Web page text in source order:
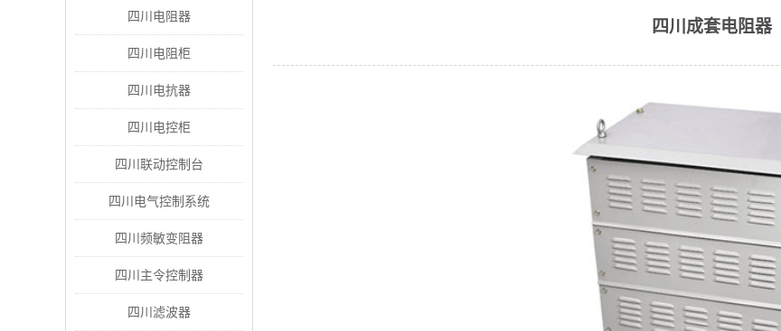
四川电阻器
四川电阻柜
四川电抗器
四川电控柜
四川联动控制台
四川电气控制系统
四川频敏变阻器
四川主令控制器
四川滤波器
四川成套电阻器